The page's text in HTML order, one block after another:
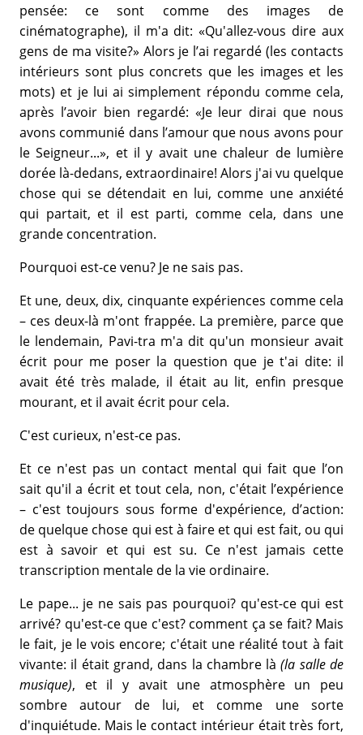
pensée: ce sont comme des images de
cinématographe), il m'a dit: «Qu'allez-vous dire aux
gens de ma visite?» Alors je l’ai regardé (les contacts
intérieurs sont plus concrets que les images et les
mots) et je lui ai simplement répondu comme cela,
après l’avoir bien regardé: «Je leur dirai que nous
avons communié dans l’amour que nous avons pour
le Seigneur...», et il y avait une chaleur de lumière
dorée là-dedans, extraordinaire! Alors j'ai vu quelque
chose qui se détendait en lui, comme une anxiété
qui partait, et il est parti, comme cela, dans une
grande concentration.
Pourquoi est-ce venu? Je ne sais pas.
Et une, deux, dix, cinquante expériences comme cela
– ces deux-là m'ont frappée. La première, parce que
le lendemain, Pavi-tra m'a dit qu'un monsieur avait
écrit pour me poser la question que je t'ai dite: il
avait été très malade, il était au lit, enfin presque
mourant, et il avait écrit pour cela.
C'est curieux, n'est-ce pas.
Et ce n'est pas un contact mental qui fait que l’on
sait qu'il a écrit et tout cela, non, c'était l’expérience
– c'est toujours sous forme d'expérience, d’action:
de quelque chose qui est à faire et qui est fait, ou qui
est à savoir et qui est su. Ce n'est jamais cette
transcription mentale de la vie ordinaire.
Le pape... je ne sais pas pourquoi? qu'est-ce qui est
arrivé? qu'est-ce que c'est? comment ça se fait? Mais
le fait, je le vois encore; c'était une réalité tout à fait
vivante: il était grand, dans la chambre là(la salle de
musique), et il y avait une atmosphère un peu
sombre autour de lui, et comme une sorte
d'inquiétude. Mais le contact intérieur était très fort,